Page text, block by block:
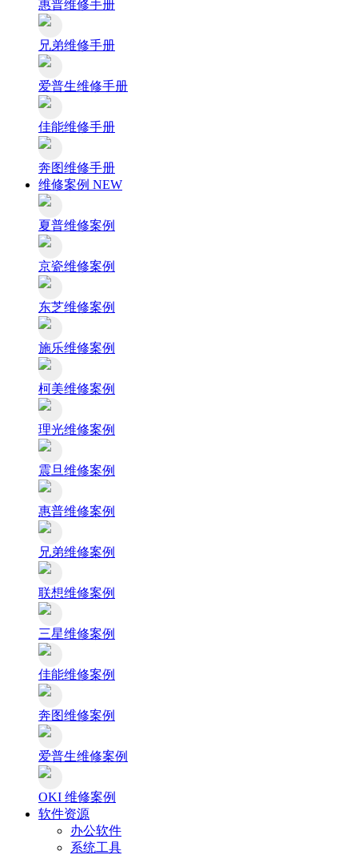
惠普维修手册
兄弟维修手册
爱普生维修手册
佳能维修手册
奔图维修手册
维修案例 NEW
夏普维修案例
京瓷维修案例
东芝维修案例
施乐维修案例
柯美维修案例
理光维修案例
震旦维修案例
惠普维修案例
兄弟维修案例
联想维修案例
三星维修案例
佳能维修案例
奔图维修案例
爱普生维修案例
OKI 维修案例
软件资源
办公软件
系统工具